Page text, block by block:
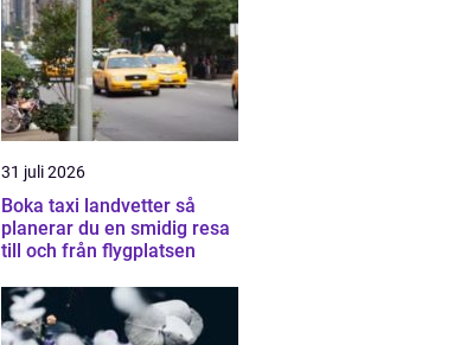
31 juli 2026
Boka taxi landvetter så
planerar du en smidig resa
till och från flygplatsen